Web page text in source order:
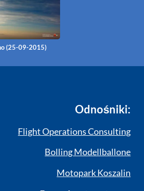
(25-09-2015)
Odnośniki:
Flight Operations Consulting
Bolling Modellballone
Motopark Koszalin